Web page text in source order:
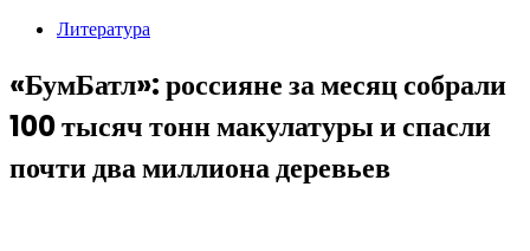
Литература
«БумБатл»: россияне за месяц собрали
100 тысяч тонн макулатуры и спасли
почти два миллиона деревьев